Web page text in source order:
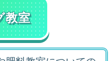
教室